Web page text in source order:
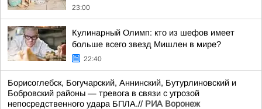
23:00
Кулинарный Олимп: кто из шефов имеет
больше всего звезд Мишлен в мире?
22:40
Борисоглебск, Богучарский, Аннинский, Бутурлиновский и
Бобровский районы — тревога в связи с угрозой
непосредственного удара БПЛА.// РИА Воронеж